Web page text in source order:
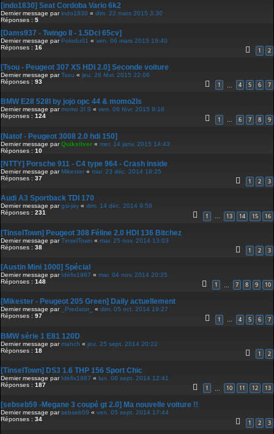
[indo1830] Seat Cordoba Vario 6k2
Dernier message parindo1830 « dim. 22 mars 2015 3:30
Réponses : 5
[Dams937 - Twingo II - 1.5Dci 65cv]
Dernier message parPolodu01 « ven. 06 mars 2015 19:40
Réponses : 16 1 2
[Tsou - Peugeot 307 XS HDI 2.0] Seconde voiture
Dernier message parTsou « jeu. 26 févr. 2015 22:06
Réponses : 93 1 4 5 6 7
BMW E28 528I by jojo opc 44 & momo2ls
Dernier message parmomo 2l S « ven. 06 févr. 2015 9:18
Réponses : 124 1 … 6 7 8 9
[Natof - Peugeot 3008 2.0 hdi 150]
Dernier message parQuiksilver « mer. 14 janv. 2015 14:43
Réponses : 10
[NTTY] Porsche 911 - C4 type 964 - Crash inside
Dernier message parMikester « mar. 23 déc. 2014 18:25
Réponses : 37 1 2 3
Audi A3 Sportback TDI 170
Dernier message pargsi-jay « dim. 14 déc. 2014 9:58
Réponses : 231 1 … 13 14 15 16
[TinselTown] Peugeot 308 Féline 2.0 HDI 136 Bitchez
Dernier message parTinselTown « mar. 25 nov. 2014 13:03
Réponses : 38 1 2 3
[Austin Mini 1000] Spécial
Dernier message par Idéfix1987 « mar. 04 nov. 2014 20:25
Réponses : 148 1 7 8 9 10
[Mikester - Peugeot 205 Green] Daily actuellement
Dernier message par _Predator_ « dim. 05 oct. 2014 19:27
Réponses : 97 1 … 4 5 6 7
BMW série 1 E81 120D
Dernier message parmahch « jeu. 25 sept. 2014 20:22
Réponses : 18 1 2
[TinselTown] DS3 1.6 THP 156 Sport Chic
Dernier message par Idéfix1987 « lun. 08 sept. 2014 12:41
Réponses : 187 1 10 11 12 13
[sebseb59 -Megane 3 coupé gt 2.0] Ma nouvelle voiture !!
Dernier message parsebseb59 « ven. 05 sept. 2014 17:44
Réponses : 34 1 2 3